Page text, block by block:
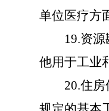
单位医疗方
19.资
他用于工业
20.住房